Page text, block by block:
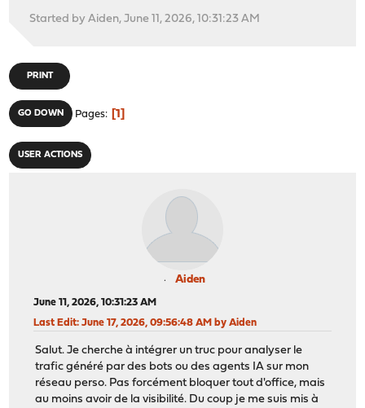
Started by Aiden, June 11, 2026, 10:31:23 AM
PRINT
GO DOWN Pages 1
USER ACTIONS
Aiden
June 11, 2026, 10:31:23 AM
Last Edit: June 17, 2026, 09:56:48 AM by Aiden
Salut. Je cherche à intégrer un truc pour analyser le
trafic généré par des bots ou des agents IA sur mon
réseau perso. Pas forcément bloquer tout d'office, mais
au moins avoir de la visibilité. Du coup je me suis mis à